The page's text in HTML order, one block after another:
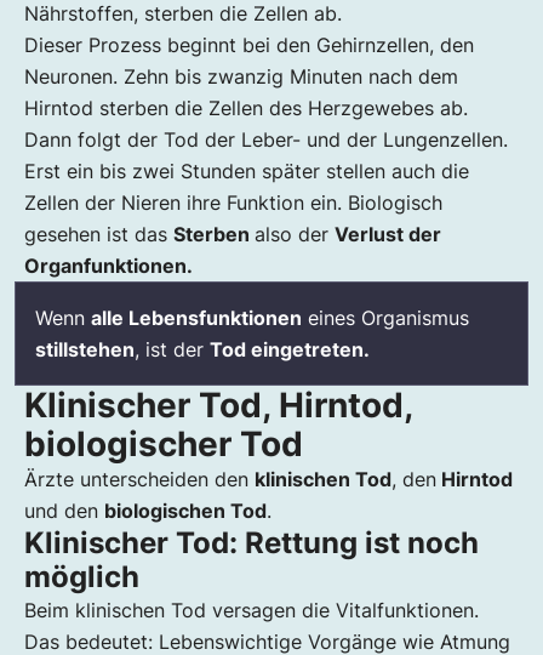
Nährstoffen, sterben die Zellen ab.
Dieser Prozess beginnt bei den Gehirnzellen, den
Neuronen. Zehn bis zwanzig Minuten nach dem
Hirntod sterben die Zellen des Herzgewebes ab.
Dann folgt der Tod der Leber- und der Lungenzellen.
Erst ein bis zwei Stunden später stellen auch die
Zellen der Nieren ihre Funktion ein. Biologisch
gesehen ist das Sterben also der Verlust der
Organfunktionen.
Wenn alle Lebensfunktionen eines Organismus
stillstehen, ist der Tod eingetreten.
Klinischer Tod, Hirntod,
biologischer Tod
Ärzte unterscheiden den klinischen Tod, den Hirntod
und den biologischen Tod.
Klinischer Tod: Rettung ist noch
möglich
Beim klinischen Tod versagen die Vitalfunktionen.
Das bedeutet: Lebenswichtige Vorgänge wie Atmung